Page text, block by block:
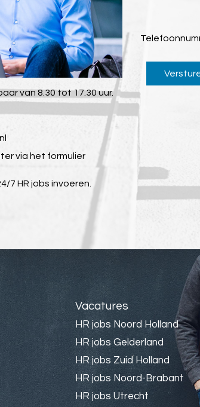
van 8.30 tot 17.30 uur.
via het formulier
7 HR jobs invoeren.
Vacatures
HR jobs Noord Holland
HR jobs Gelderland
HR jobs Zuid Holland
HR jobs Noord-Brabant
HR jobs Utrecht